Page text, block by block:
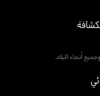
أنحاء البلاد.